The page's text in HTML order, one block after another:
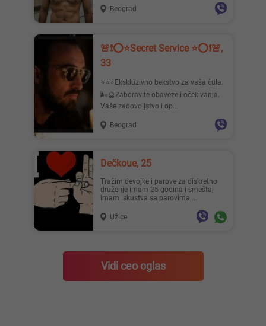
Beograd
🚨❗️⭕️⭐️Secret Service ⭐️⭕️❗️🚨,
33
⭐️⭐️⭐️Ekskluzivno bekstvo za vaša čula.
🌬🔮Zaboravite obaveze i očekivanja.
Vaše zadovoljstvo i op...
Beograd
Dečkoue, 25
Tražim devojke i parove za diskretno
druženje imam 25 godina i smeštaj
Imam iskustva sa parovima ...
Užice
Vidi ceo oglas